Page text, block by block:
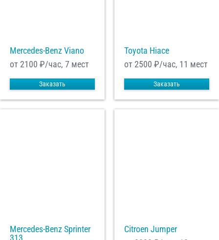
Mercedes-Benz Viano
от 2100 ₽/час, 7 мест
Заказать
Toyota Hiace
от 2500 ₽/час, 11 мест
Заказать
Mercedes-Benz Sprinter
313
Citroen Jumper